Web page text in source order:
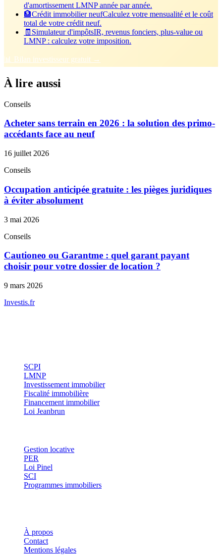
d'amortissement LMNP année par année.
🏦Crédit immobilier neufCalculez votre mensualité et le coût
total de votre crédit neuf.
🧾 Simulateur d'impôtsIR, revenus fonciers, plus-value ou
LMNP : calculez votre imposition.
📊 Bilan investisseur gratuit →
À lire aussi
Conseils
Acheter sans terrain en 2026 : la solution des primo-
accédants face au neuf
16 juillet 2026
Conseils
Occupation anticipée gratuite : les pièges juridiques
à éviter absolument
3 mai 2026
Conseils
Cautioneo ou Garantme : quel garant payant
choisir pour votre dossier de location ?
9 mars 2026
Investis.fr
SCPI
LMNP
Investissement immobilier
Fiscalité immobilière
Financement immobilier
Loi Jeanbrun
Gestion locative
PER
Loi Pinel
SCI
Programmes immobiliers
À propos
Contact
Mentions légales